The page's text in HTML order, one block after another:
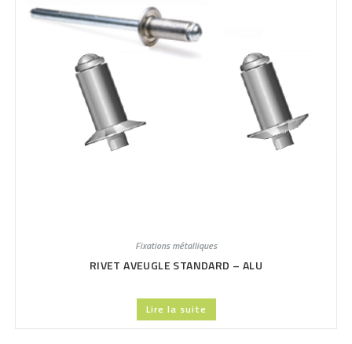
Fixations métalliques
RIVET AVEUGLE STANDARD – ALU
Lire la suite